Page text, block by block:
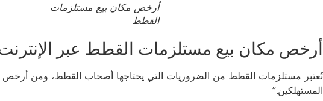
أرخص مكان بيع مستلزمات
القطط
أرخص مكان بيع مستلزمات القطط عبر
المستهلكين.”